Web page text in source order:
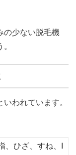
の少ない脱毛機
われています。
、ひざ、すね、I